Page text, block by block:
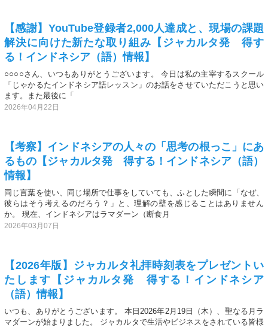
【感謝】YouTube登録者2,000人達成と、現場の課題
解決に向けた新たな取り組み【ジャカルタ発 得す
る！インドネシア（語）情報】
○○○○さん、いつもありがとうございます。 今日は私の主宰するスクール
「じゃかるたインドネシア語レッスン」のお話をさせていただこうと思い
ます。また最後に「
2026年04月22日
【考察】インドネシアの人々の「思考の根っこ」にあ
るもの【ジャカルタ発 得する！インドネシア（語）
情報】
同じ言葉を使い、同じ場所で仕事をしていても、ふとした瞬間に「なぜ、
彼らはそう考えるのだろう？」と、理解の壁を感じることはありません
か。 現在、インドネシアはラマダーン（断食月
2026年03月07日
【2026年版】ジャカルタ礼拝時刻表をプレゼントい
たします【ジャカルタ発 得する！インドネシア
（語）情報】
いつも、ありがとうございます。 本日2026年2月19日（木）、聖なる月ラ
マダーンが始まりました。 ジャカルタで生活やビジネスをされている皆様